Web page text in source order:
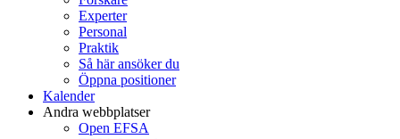
Experter
Personal
Praktik
Så här ansöker du
Öppna positioner
Kalender
Andra webbplatser
Open EFSA